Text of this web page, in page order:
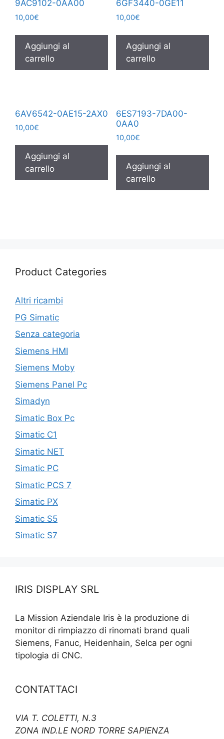
9AC9102-0AA00
10,00€
Aggiungi al
carrello
6GF3440-0GE11
10,00€
Aggiungi al
carrello
6AV6542-0AE15-2AX0
10,00€
Aggiungi al
carrello
6ES7193-7DA00-
0AA0
10,00€
Aggiungi al
carrello
Product Categories
Altri ricambi
PG Simatic
Senza categoria
Siemens HMI
Siemens Moby
Siemens Panel Pc
Simadyn
Simatic Box Pc
Simatic C1
Simatic NET
Simatic PC
Simatic PCS 7
Simatic PX
Simatic S5
Simatic S7
IRIS DISPLAY SRL
La Mission Aziendale Iris è la produzione di
monitor di rimpiazzo di rinomati brand quali
Siemens, Fanuc, Heidenhain, Selca per ogni
tipologia di CNC.
CONTATTACI
VIA T. COLETTI, N.3
ZONA IND.LE NORD TORRE SAPIENZA